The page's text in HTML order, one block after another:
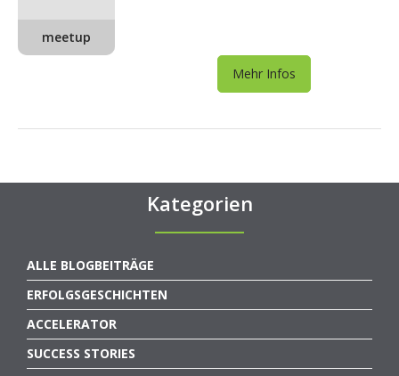
meetup
Mehr Infos
Kategorien
ALLE BLOGBEITRÄGE
ERFOLGSGESCHICHTEN
ACCELERATOR
SUCCESS STORIES